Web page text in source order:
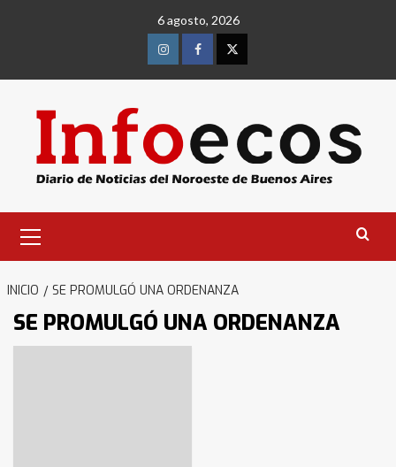
6 agosto, 2026
InstagramFacebookTwitter
primario
INICIO SE PROMULGÓ UNA ORDENANZA
SE PROMULGÓ UNA ORDENANZA